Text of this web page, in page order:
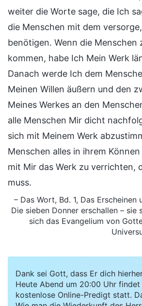
weiter die Worte sage, die Ich
die Menschen mit dem
benötigen. Wenn die Menschen
kommen, habe Ich Mein Werk
Danach werde Ich dem
Meinen Willen äußern und den
Meines Werkes an den
alle Menschen Mir dicht
sich mit Meinem Werk
Menschen alles in ihrem
mit Mir das Werk zu verrichten,
muss.
– Das Wort, Bd. 1, Das Erscheinen
Die sieben Donner erschallen – sie
sich das Evangelium von
Dank sei Gott, dass Er dich
Heute Abend um 20:00 Uhr findet
kostenlose Online-Predigt statt.